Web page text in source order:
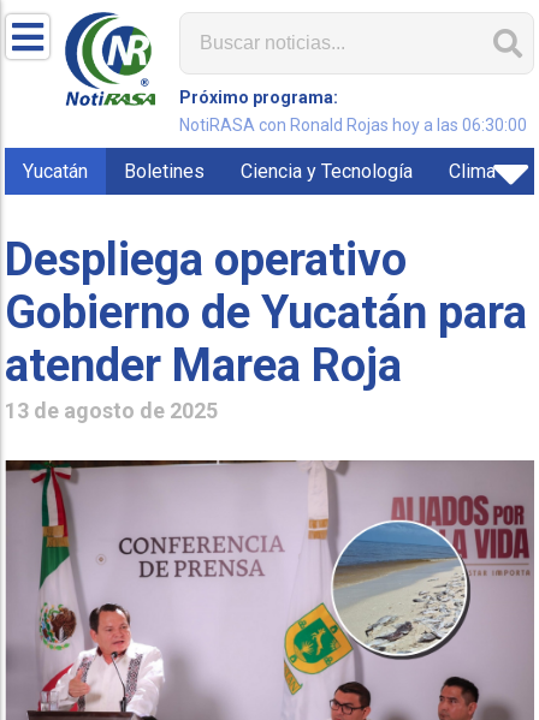
Próximo programa:
NotiRASA con Ronald Rojas hoy a las 06:30:00
Yucatán Boletines Ciencia y Tecnología Clima
Despliega operativo
Gobierno de Yucatán para
atender Marea Roja
13 de agosto de 2025